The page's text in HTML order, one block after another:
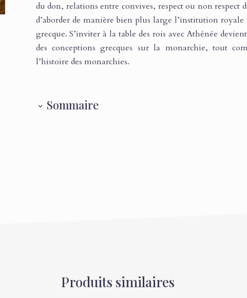
du don, relations entre convives, respect ou non respect
d’aborder de manière bien plus large l’institution royale
grecque. S’inviter à la table des rois avec Athénée
des conceptions grecques sur la monarchie, tout
l’histoire des monarchies.
Sommaire
Produits similaires